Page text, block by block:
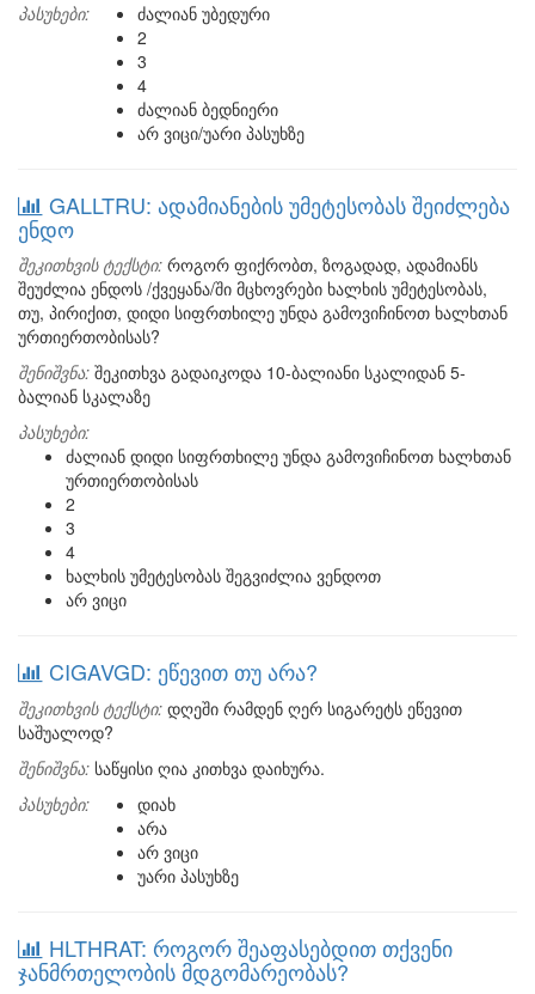
პასუხები:
ძალიან უბედური
2
3
4
ძალიან ბედნიერი
არ ვიცი/უარი პასუხზე
GALLTRU: ადამიანების უმეტესობას შეიძლება
ენდო
შეკითხვის ტექსტი: როგორ ფიქრობთ, ზოგადად, ადამიანს
შეუძლია ენდოს /ქვეყანა/ში მცხოვრები ხალხის უმეტესობას,
თუ, პირიქით, დიდი სიფრთხილე უნდა გამოვიჩინოთ ხალხთან
ურთიერთობისას?
შენიშვნა: შეკითხვა გადაიკოდა 10-ბალიანი სკალიდან 5-
ბალიან სკალაზე
პასუხები:
ძალიან დიდი სიფრთხილე უნდა გამოვიჩინოთ ხალხთან
ურთიერთობისას
2
3
4
ხალხის უმეტესობას შეგვიძლია ვენდოთ
არ ვიცი
CIGAVGD: ეწევით თუ არა?
შეკითხვის ტექსტი: დღეში რამდენ ღერ სიგარეტს ეწევით
საშუალოდ?
შენიშვნა: საწყისი ღია კითხვა დაიხურა.
პასუხები:
დიახ
არა
არ ვიცი
უარი პასუხზე
HLTHRAT: როგორ შეაფასებდით თქვენი
ჯანმრთელობის მდგომარეობას?